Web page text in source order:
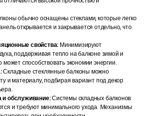
обычно оснащены стеклами, которые легко
открывается и закрывается отдельно, что
свойства: Минимизируют
поддерживая тепло на балконе зимой и
может способствовать экономии энергии.
Складные стеклянные балконы можно
и материалу, подбирая вариант под декор
и обслуживание:Системы складных балконов
и требуют минимального ухода. Механизмы